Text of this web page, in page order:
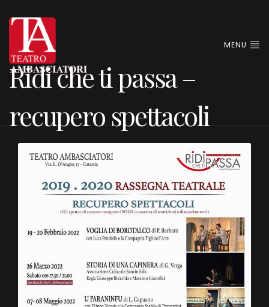
MENU
Ridi che ti passa –
recupero spettacoli